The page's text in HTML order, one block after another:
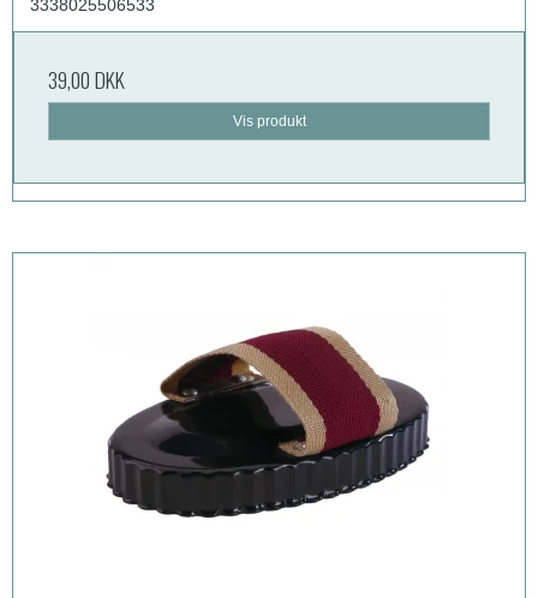
3338025506533
39,00 DKK
Vis produkt